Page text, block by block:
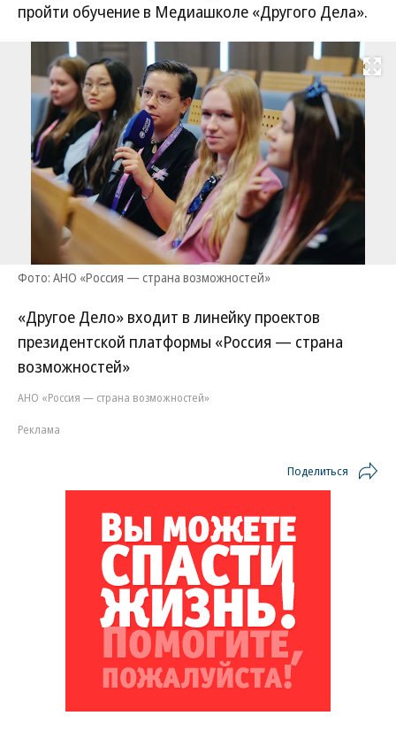
пройти обучение в Медиашколе «Другого Дела».
Развернуть
Фото: АНО «Россия — страна возможностей»
«Другое Дело» входит в линейку проектов
президентской платформы «Россия — страна
возможностей»
АНО «Россия — страна возможностей»
Реклама
Поделиться